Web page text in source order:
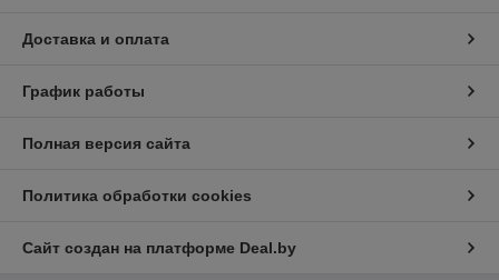
Доставка и оплата
График работы
Полная версия сайта
Политика обработки cookies
Сайт создан на платформе Deal.by